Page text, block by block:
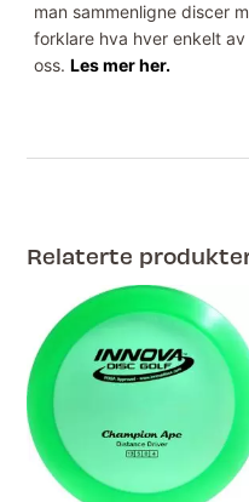
man sammenligne discer
forklare hva hver enkelt
oss.Les mer her.
Relaterte